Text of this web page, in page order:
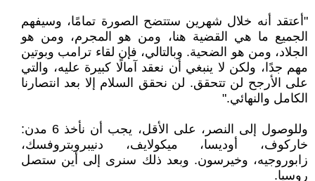
"أعتقد أنه خلال شهرين ستتضح الصورة تمامًا، وسيفهم
الجميع ما هي القضية هنا، ومن هو المجرم، ومن هو
الجلاد، ومن هو الضحية. وبالتالي، فإن لقاء ترامب وبوتين
مهم جدًا، ولكن لا ينبغي أن نعقد آمالًا كبيرة عليه، والتي
على الأرجح لن تتحقق. لن نحقق السلام إلا بعد انتصارنا
الكامل والنهائي."
وللوصول إلى النصر، على الأقل، يجب أن نأخذ 6 مدن:
خاركوف، أوديسا، ميكولايف، دنيبروبتروفسك،
زابوروجيه، وخيرسون. وبعد ذلك سنرى إلى أين ستصل
روسيا.